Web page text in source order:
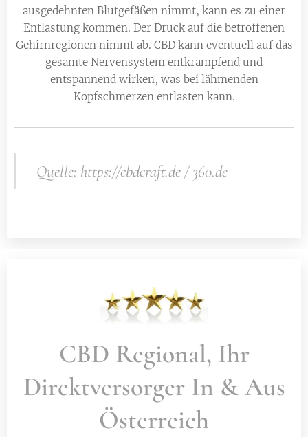
ausgedehnten Blutgefäßen nimmt, kann es zu einer
Entlastung kommen. Der Druck auf die betroffenen
Gehirnregionen nimmt ab. CBD kann eventuell auf das
gesamte Nervensystem entkrampfend und
entspannend wirken, was bei lähmenden
Kopfschmerzen entlasten kann.
Quelle: https://cbdcraft.de / 360.de
CBD Regional, Ihr
Direktversorger In & Aus
Österreich